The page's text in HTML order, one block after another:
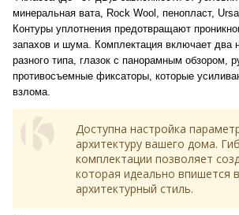
минеральная вата, Rock Wool, пенопласт,
Контуры уплотнения предотвращают
запахов и шума. Комплектация включает два
разного типа, глазок с панорамным обзором,
противосъемные фиксаторы, которые
взлома.
Доступна настройка
архитектуру вашего дома.
комплектации позволяет
которая идеально впишется
архитектурный стиль.